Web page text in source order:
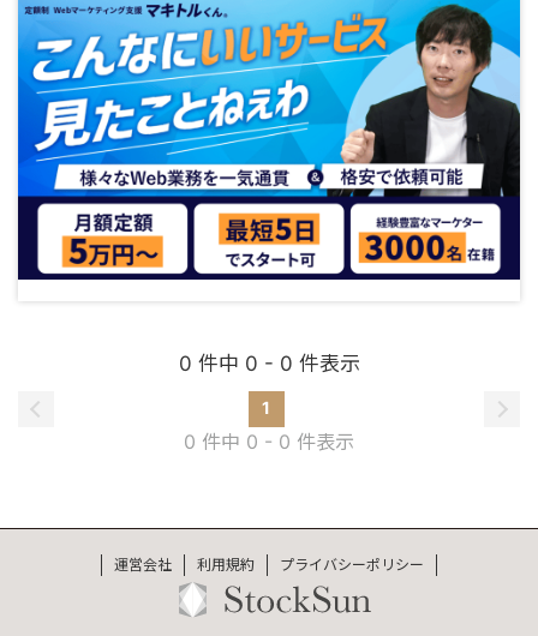
0 件中 0 - 0 件表示
1
0 件中 0 - 0 件表示
運営会社 利用規約 プライバシーポリシー